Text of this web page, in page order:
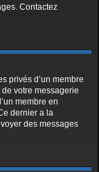
Contactez
privés d’un membre
votre messagerie
membre en
dernier a la
des messages